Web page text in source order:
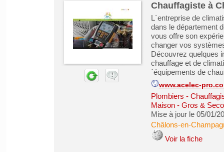
Chauffagiste à
L´entreprise de
dans le département
vous offre son
changer vos
Découvrez quelques
chauffage et de
´équipements de
www.acelec-
Plombiers -
Maison - Gros &
Mise à jour le 05/01/
Châlons-en-
Voir la fiche